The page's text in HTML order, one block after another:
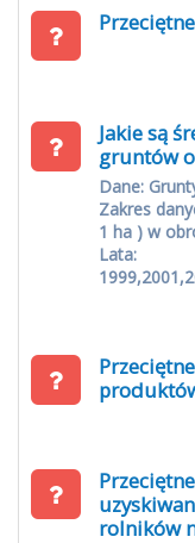
Jakie są
gruntów
Dane:
Zakres
1 ha ) w
Lata:
rolników